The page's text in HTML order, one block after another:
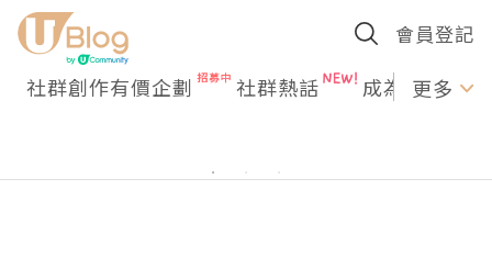
會員登記
社群創作有價企劃 社群熱話 成為U更多